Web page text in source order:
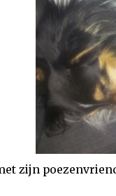
zijn